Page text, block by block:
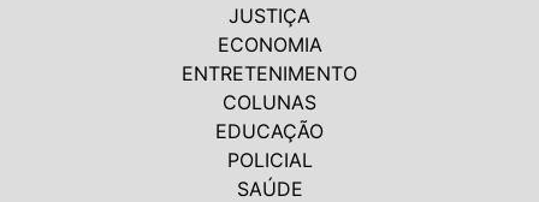
JUSTIÇA
ECONOMIA
ENTRETENIMENTO
COLUNAS
EDUCAÇÃO
POLICIAL
SAÚDE